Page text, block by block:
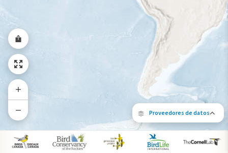
Proveedores de datos